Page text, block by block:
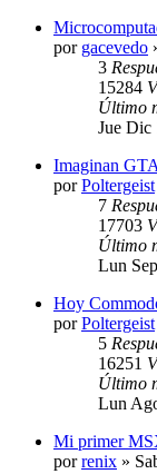
por gacevedo
3
15284
Último
Jue Dic
Imaginan
porPoltergeist
7
17703
Último
Lun
Hoy
porPoltergeist
5
16251
Último
Lun
Mi primer
porrenix »